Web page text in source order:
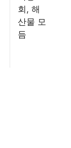
회, 해
산물 모
듬